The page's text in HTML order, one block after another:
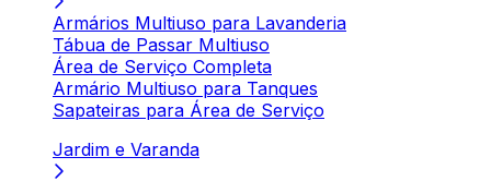
Armários Multiuso para Lavanderia
Tábua de Passar Multiuso
Área de Serviço Completa
Armário Multiuso para Tanques
Sapateiras para Área de Serviço
Jardim e Varanda